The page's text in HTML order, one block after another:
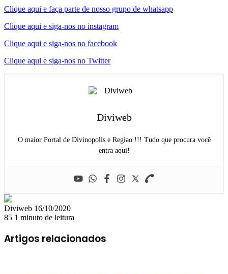
Clique aqui e faça parte de nosso grupo de whatsapp
Clique aqui e siga-nos no instagram
Clique aqui e siga-nos no facebook
Clique aqui e siga-nos no Twitter
Diviweb
O maior Portal de Divinopolis e Regiao !!! Tudo que procura você
entra aqui!
Diviweb Mande
um
mail
16/10/2020
85 1 minuto de leitura
Artigos relacionados